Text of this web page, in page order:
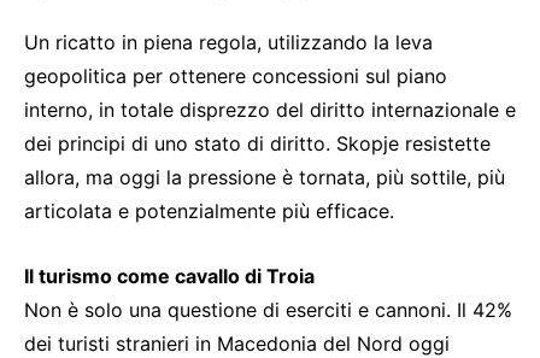
Un ricatto in piena regola, utilizzando la leva
geopolitica per ottenere concessioni sul piano
interno, in totale disprezzo del diritto internazionale e
dei principi di uno stato di diritto. Skopje resistette
allora, ma oggi la pressione è tornata, più sottile, più
articolata e potenzialmente più efficace.
Il turismo come cavallo di Troia
Non è solo una questione di eserciti e cannoni. Il 42%
dei turisti stranieri in Macedonia del Nord oggi